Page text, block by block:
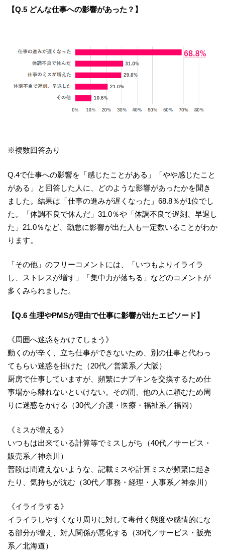
【Q.5 どんな仕事への影響があった？】
※複数回答あり
Q.4で仕事への影響を「感じたことがある」「やや感じたこと
がある」と回答した人に、どのような影響があったかを聞き
ました。結果は「仕事の進みが遅くなった」68.8％が1位でし
た。「体調不良で休んだ」31.0％や「体調不良で遅刻、早退し
た」21.0％など、勤怠に影響が出た人も一定数いることがわか
ります。
「その他」のフリーコメントには、「いつもよりイライラ
し、ストレスが増す」「集中力が落ちる」などのコメントが
多くみられました。
【Q.6 生理やPMSが理由で仕事に影響が出たエピソード】
《周囲へ迷惑をかけてしまう》
動くのが辛く、立ち仕事ができないため、別の仕事と代わっ
てもらい迷惑を掛けた（20代／営業系／大阪）
厨房で仕事していますが、頻繁にナプキンを交換するため仕
事場から離れないといけない。その間、他の人に頼むため周
りに迷惑をかける（30代／介護・医療・福祉系／福岡）
《ミスが増える》
いつもは出来ている計算等でミスしがち（40代／サービス・
販売系／神奈川）
普段は間違えないような、記載ミスや計算ミスが頻繁に起き
たり、気持ちが沈む（30代／事務・経理・人事系／神奈川）
《イライラする》
イライラしやすくなり周りに対して毒付く態度や感情的にな
る部分が増え、対人関係が悪化する（30代／サービス・販売
系／北海道）